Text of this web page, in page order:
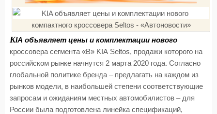
KIA объявляет цены и комплектации нового
кроссовера сегмента «В» KIA Seltos, продажи которого на
российском рынке начнутся 2 марта 2020 года. Согласно
глобальной политике бренда – предлагать на каждом из
рынков модели, в наибольшей степени соответствующие
запросам и ожиданиям местных автомобилистов – для
России была подготовлена линейка спецификаций,